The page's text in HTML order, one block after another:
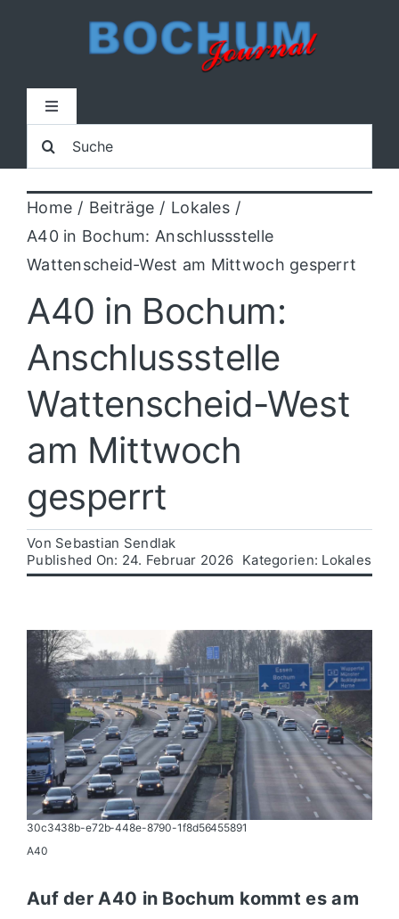
Toggle
Home
Lokal
Blaulicht
Sport
Kultur
Politik
Wirtschaft
Suche
nach:
Home Beiträge
Lokales
A40 in Bochum: Anschlussstelle
Wattenscheid-West am Mittwoch gesperrt
A40 in Bochum:
Anschlussstelle
Wattenscheid-West
am Mittwoch
gesperrt
Von Sebastian Sendlak
Published On: 24. Februar 2026 Kategorien: Lokales
30c3438b-e72b-448e-8790-1f8d56455891
A40
Auf der A40 in Bochum kommt es am